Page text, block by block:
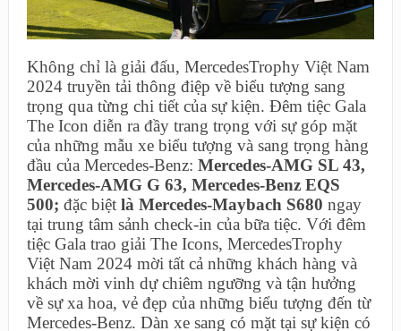
Không chỉ là giải đấu, MercedesTrophy Việt Nam
2024 truyền tải thông điệp về biểu tượng sang
trọng qua từng chi tiết của sự kiện. Đêm tiệc Gala
The Icon diễn ra đầy trang trọng với sự góp mặt
của những mẫu xe biểu tượng và sang trọng hàng
đầu của Mercedes-Benz: Mercedes-AMG SL 43,
Mercedes-AMG G 63, Mercedes-Benz EQS
500; đặc biệtlà Mercedes-Maybach S680 ngay
tại trung tâm sảnh check-in của bữa tiệc. Với đêm
tiệc Gala trao giải The Icons, MercedesTrophy
Việt Nam 2024 mời tất cả những khách hàng và
khách mời vinh dự chiêm ngưỡng và tận hưởng
về sự xa hoa, vẻ đẹp của những biểu tượng đến từ
Mercedes-Benz. Dàn xe sang có mặt tại sự kiện có